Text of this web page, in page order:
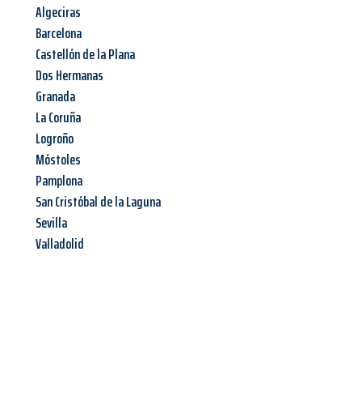
Algeciras
Barcelona
Castellón de la Plana
Dos Hermanas
Granada
La Coruña
Logroño
Móstoles
Pamplona
San Cristóbal de la Laguna
Sevilla
Valladolid